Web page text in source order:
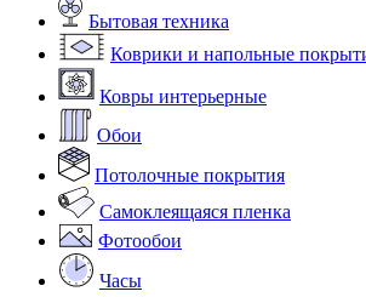
Бытовая техника
Коврики и напольные
Ковры интерьерные
Обои
Потолочные покрытия
Самоклеящаяся пленка
Фотообои
Часы